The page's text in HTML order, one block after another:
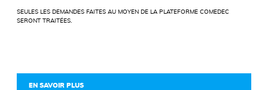
SEULES LES DEMANDES FAITES AU MOYEN DE LA PLATEFORME COMEDEC
SERONT TRAITÉES.
EN SAVOIR PLUS